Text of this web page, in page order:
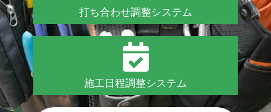
打ち合わせ調整システム
施工日程調整システム